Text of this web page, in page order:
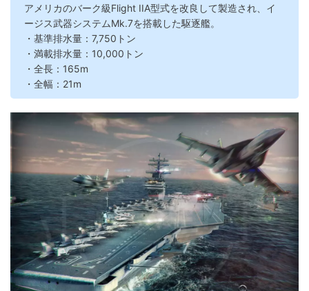
アメリカのバーク級Flight IIA型式を改良して製造され、イ
ージス武器システムMk.7を搭載した駆逐艦。
・基準排水量：7,750トン
・満載排水量：10,000トン
・全長：165m
・全幅：21m